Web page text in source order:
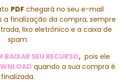
PDF chegará no seu e-mail
finalização da compra, sempre
lixo eletrônico e a caixa de
spam.
BAIXAR SEU RECURSO,pois ele
quando a sua compra é
finalizada.